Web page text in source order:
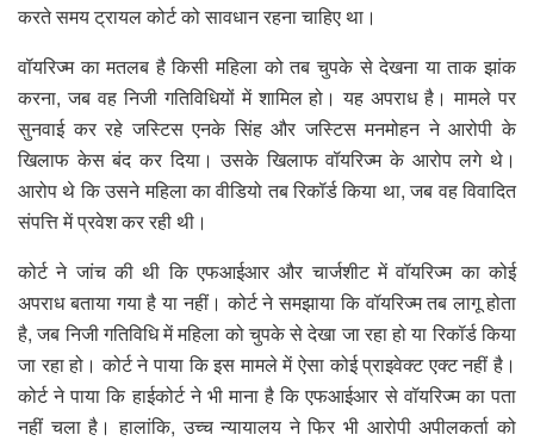
करते समय ट्रायल कोर्ट को सावधान रहना चाहिए था।
वॉयरिज्म का मतलब है किसी महिला को तब चुपके से देखना या ताक झांक
करना, जब वह निजी गतिविधियों में शामिल हो। यह अपराध है। मामले पर
सुनवाई कर रहे जस्टिस एनके सिंह और जस्टिस मनमोहन ने आरोपी के
खिलाफ केस बंद कर दिया। उसके खिलाफ वॉयरिज्म के आरोप लगे थे।
आरोप थे कि उसने महिला का वीडियो तब रिकॉर्ड किया था, जब वह विवादित
संपत्ति में प्रवेश कर रही थी।
कोर्ट ने जांच की थी कि एफआईआर और चार्जशीट में वॉयरिज्म का कोई
अपराध बताया गया है या नहीं। कोर्ट ने समझाया कि वॉयरिज्म तब लागू होता
है, जब निजी गतिविधि में महिला को चुपके से देखा जा रहा हो या रिकॉर्ड किया
जा रहा हो। कोर्ट ने पाया कि इस मामले में ऐसा कोई प्राइवेक्ट एक्ट नहीं है।
कोर्ट ने पाया कि हाईकोर्ट ने भी माना है कि एफआईआर से वॉयरिज्म का पता
नहीं चला है। हालांकि, उच्च न्यायालय ने फिर भी आरोपी अपीलकर्ता को